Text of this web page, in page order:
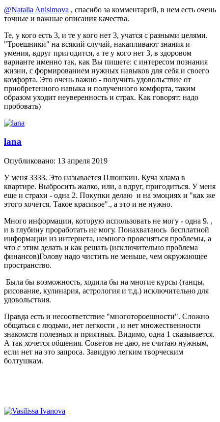
@Natalia Anisimova , спасибо за комментарий, в нем есть очень
точные и важные описания качества.
Те, у кого есть 3, и те у кого нет 3, учатся с разными целями.
"Троешники" на всякий случай, накапливают знания и
умения, вдруг пригодится, а те у кого нет 3, в здоровом
варианте именно так, как Вы пишете: с интересом познания
жизни, с формированием нужных навыков для себя и своего
комфорта. Это очень важно - получить удовольствие от
приобретенного навыка и полученного комфорта, таким
образом уходит неуверенность и страх. Как говорят: надо
пробовать)
lana
Опубликовано: 13 апреля 2019
У меня 3333. Это называется Плюшкин. Куча хлама в
квартире. Выбросить жалко, или, а вдруг, пригодиться. У меня
еще и страхи - одна 2. Покупки делаю и на эмоциях и "как же
этого хочется. Такое красивое"., а это и не нужно.
Много информации, которую использовать не могу - одна 9. ,
и в глубину проработать не могу. Понахватаюсь бесплатной
информации из интернета, немного проясняться проблемы, а
что с этим делать и как решать (исключительно проблема
финансов)Голову надо чистить не меньше, чем окружающее
пространство.
Была бы возможность, ходила бы на многие курсы (танцы,
рисование, кулинария, астрология и т.д.) исключительно для
удовольствия.
Правда есть и несоответствие "многотороешности". Сложно
общаться с людьми, нет легкости , и нет множественности
знакомств полезных и приятных. Видимо, одна 1 сказывается.
А так хочется общения. Советов не даю, не считаю нужным,
если нет на это запроса. Завидую легким творческим
болтушкам.